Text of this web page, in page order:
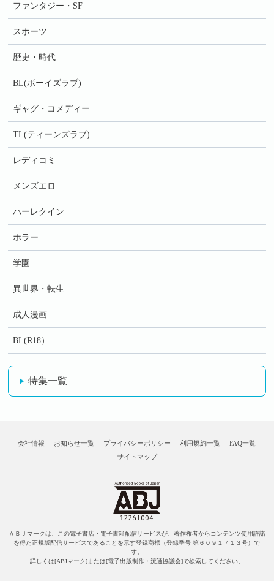
ファンタジー・SF
スポーツ
歴史・時代
BL(ボーイズラブ)
ギャグ・コメディー
TL(ティーンズラブ)
レディコミ
メンズエロ
ハーレクイン
ホラー
学園
異世界・転生
成人漫画
BL(R18）
特集一覧
会社情報 お知らせ一覧 プライバシーポリシー 利用規約一覧
FAQ一覧
サイトマップ
ＡＢＪマークは、この電子書店・電子書籍配信サービスが、著作権者からコンテンツ使用許諾
を得た正規版配信サービスであることを示す登録商標（登録番号 第６０９１７１３号）で
す。
詳しくは[ABJマーク]または[電子出版制作・流通協議会]で検索してください。